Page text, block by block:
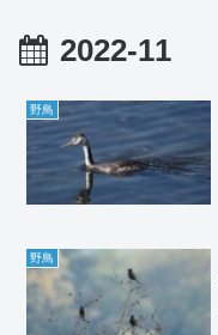
2022-11
野鳥
野鳥